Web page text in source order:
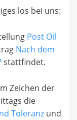
los bei uns:
Post Oil
Nach dem
stattfindet.
Zeichen der
die
Toleranz und